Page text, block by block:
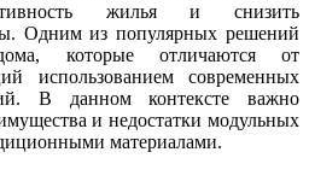
жилья и снизить
Одним из популярных решений
которые отличаются от
использованием современных
В данном контексте важно
и недостатки модульных
материалами.